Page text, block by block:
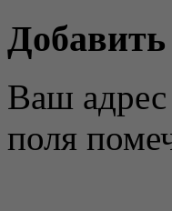
Ваш адрес
поля